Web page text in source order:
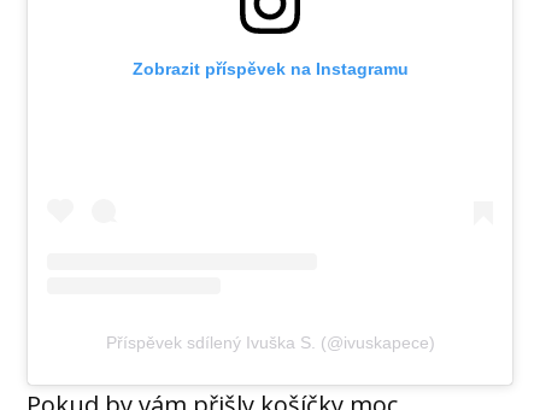
Zobrazit příspěvek na Instagramu
Příspěvek sdílený Ivuška S. (@ivuskapece)